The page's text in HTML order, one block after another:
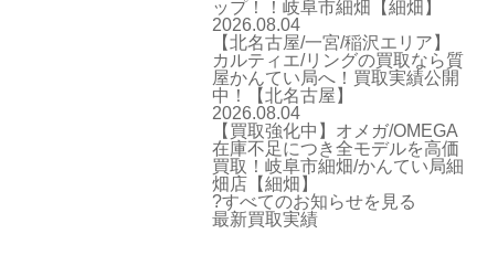
ップ！！岐阜市細畑【細畑】
2026.08.04
【北名古屋/一宮/稲沢エリア】
カルティエ/リングの買取なら質
屋かんてい局へ！買取実績公開
中！【北名古屋】
2026.08.04
【買取強化中】オメガ/OMEGA
在庫不足につき全モデルを高価
買取！岐阜市細畑/かんてい局細
畑店【細畑】
?すべてのお知らせを見る
最新買取実績